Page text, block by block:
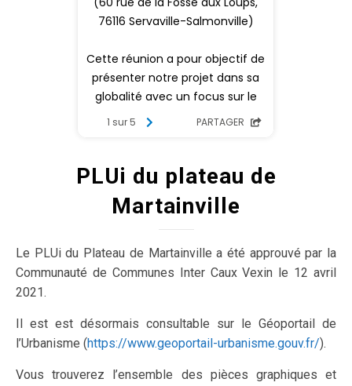
PLUi du plateau de
Martainville
Le PLUi du Plateau de Martainville a été approuvé par la
Communauté de Communes Inter Caux Vexin le 12 avril
2021.
Il est est désormais consultable sur le Géoportail de
l’Urbanisme (https://www.geoportail-urbanisme.gouv.fr/).
Vous trouverez l’ensemble des pièces graphiques et